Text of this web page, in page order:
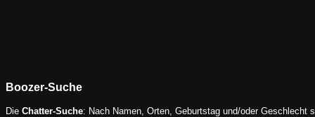
Boozer-Suche
Die Chatter-Suche: Nach Namen, Orten, Geburtstag und/oder